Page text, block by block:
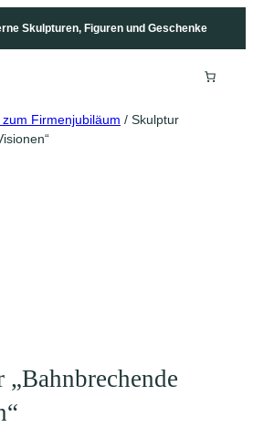
Skulpturen, Figuren und Geschenke
Firmenjubiläum / Skulptur